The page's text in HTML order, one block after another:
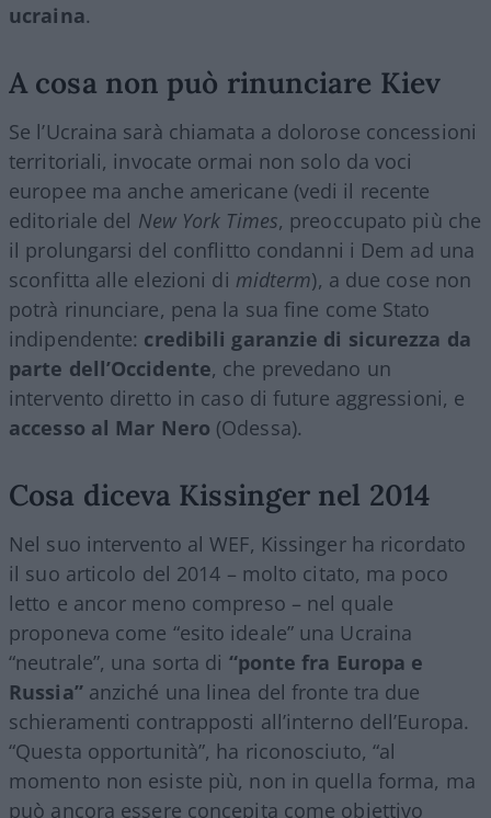
ucraina.
A cosa non può rinunciare Kiev
Se l’Ucraina sarà chiamata a dolorose concessioni
territoriali, invocate ormai non solo da voci
europee ma anche americane (vedi il recente
editoriale del New York Times, preoccupato più che
il prolungarsi del conflitto condanni i Dem ad una
sconfitta alle elezioni di midterm), a due cose non
potrà rinunciare, pena la sua fine come Stato
indipendente: credibili garanzie di sicurezza da
parte dell’Occidente, che prevedano un
intervento diretto in caso di future aggressioni, e
accesso al Mar Nero (Odessa).
Cosa diceva Kissinger nel 2014
Nel suo intervento al WEF, Kissinger ha ricordato
il suo articolo del 2014 – molto citato, ma poco
letto e ancor meno compreso – nel quale
proponeva come “esito ideale” una Ucraina
“neutrale”, una sorta di “ponte fra Europa e
Russia”anziché una linea del fronte tra due
schieramenti contrapposti all’interno dell’Europa.
“Questa opportunità”, ha riconosciuto, “al
momento non esiste più, non in quella forma, ma
può ancora essere concepita come obiettivo